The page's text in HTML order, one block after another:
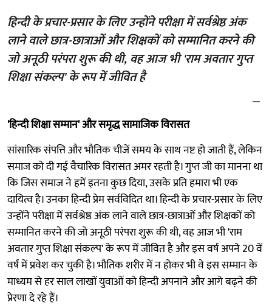
हिन्दी के प्रचार-प्रसार के लिए उन्होंने परीक्षा में सर्वश्रेष्ठ अंक
लाने वाले छात्र-छात्राओं और शिक्षकों को सम्मानित करने की
जो अनूठी परंपरा शुरू की थी, वह आज भी 'राम अवतार गुप्त
शिक्षा संकल्प' के रूप में जीवित है
'हिन्दी शिक्षा सम्मान' और समृद्ध सामाजिक विरासत
सांसारिक संपत्ति और भौतिक चीजें समय के साथ नष्ट हो जाती हैं, लेकिन
समाज को दी गई वैचारिक विरासत अमर रहती है। गुप्त जी का मानना था
कि जिस समाज ने हमें इतना कुछ दिया, उसके प्रति हमारा भी एक
दायित्व है। उनका हिन्दी प्रेम सर्वविदित था। हिन्दी के प्रचार-प्रसार के लिए
उन्होंने परीक्षा में सर्वश्रेष्ठ अंक लाने वाले छात्र-छात्राओं और शिक्षकों को
सम्मानित करने की जो अनूठी परंपरा शुरू की थी, वह आज भी 'राम
अवतार गुप्त शिक्षा संकल्प' के रूप में जीवित है और इस वर्ष अपने 20 वें
वर्ष में प्रवेश कर चुकी है। भौतिक शरीर में न होकर भी वे इस सम्मान के
माध्यम से हर साल लाखों युवाओं को हिन्दी अपनाने और आगे बढ़ने की
प्रेरणा दे रहे हैं।